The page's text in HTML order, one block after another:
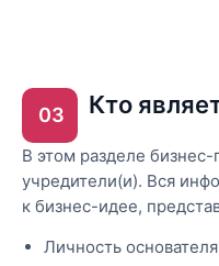
03 Кто
В этом разделе
учредители(и). Вся
к бизнес-идее,
Личность